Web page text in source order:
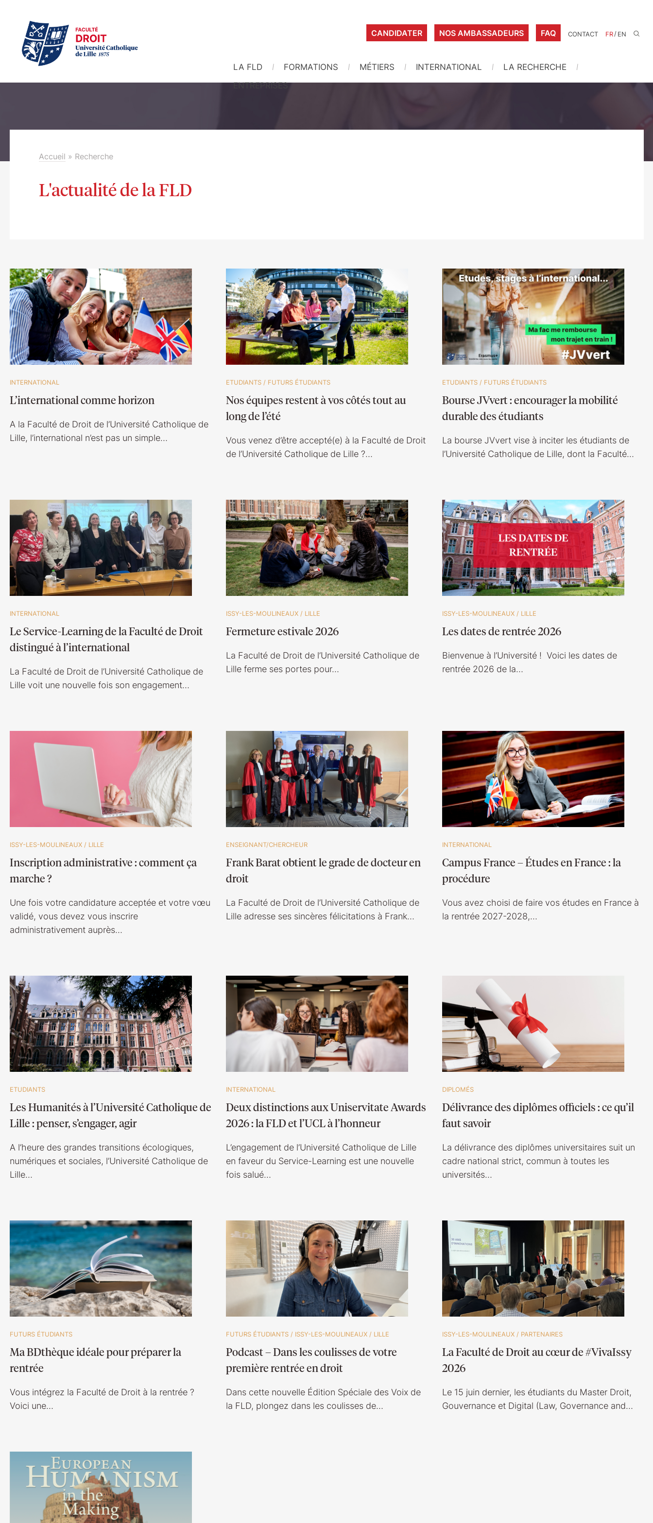
CANDIDATER NOS AMBASSADEURS FAQ CONTACT FR/EN
LA FLD FORMATIONS MÉTIERS INTERNATIONAL
LA RECHERCHE
ENTREPRISES
Accueil » Recherche
L'actualité de la FLD
INTERNATIONAL
L’international comme horizon
A la Faculté de Droit de l’Université Catholique de
Lille, l’international n’est pas un simple…
ETUDIANTS/ FUTURS ÉTUDIANTS
Nos équipes restent à vos côtés tout au
long de l’été
Vous venez d’être accepté(e) à la Faculté de Droit
de l’Université Catholique de Lille ?…
ETUDIANTS/ FUTURS ÉTUDIANTS
Bourse JVvert : encourager la mobilité
durable des étudiants
La bourse JVvert vise à inciter les étudiants de
l’Université Catholique de Lille, dont la Faculté…
INTERNATIONAL
Le Service-Learning de la Faculté de Droit
distingué à l’international
La Faculté de Droit de l’Université Catholique de
Lille voit une nouvelle fois son engagement…
ISSY-LES-MOULINEAUX/ LILLE
Fermeture estivale 2026
La Faculté de Droit de l’Université Catholique de
Lille ferme ses portes pour…
ISSY-LES-MOULINEAUX/ LILLE
Les dates de rentrée 2026
Bienvenue à l’Université ! Voici les dates de
rentrée 2026 de la…
ISSY-LES-MOULINEAUX/ LILLE
Inscription administrative : comment ça
marche ?
Une fois votre candidature acceptée et votre vœu
validé, vous devez vous inscrire
administrativement auprès…
ENSEIGNANT/CHERCHEUR
Frank Barat obtient le grade de docteur en
droit
La Faculté de Droit de l’Université Catholique de
Lille adresse ses sincères félicitations à Frank…
INTERNATIONAL
Campus France – Études en France : la
procédure
Vous avez choisi de faire vos études en France à
la rentrée 2027-2028,…
ETUDIANTS
Les Humanités à l’Université Catholique de
Lille : penser, s’engager, agir
A l’heure des grandes transitions écologiques,
numériques et sociales, l’Université Catholique de
Lille…
INTERNATIONAL
Deux distinctions aux Uniservitate Awards
2026 : la FLD et l’UCL à l’honneur
L’engagement de l’Université Catholique de Lille
en faveur du Service-Learning est une nouvelle
fois salué…
DIPLOMÉS
Délivrance des diplômes officiels : ce qu’il
faut savoir
La délivrance des diplômes universitaires suit un
cadre national strict, commun à toutes les
universités…
FUTURS ÉTUDIANTS
Ma BDthèque idéale pour préparer la
rentrée
Vous intégrez la Faculté de Droit à la rentrée ?
Voici une…
FUTURS ÉTUDIANTS/ ISSY-LES-MOULINEAUX/ LILLE
Podcast – Dans les coulisses de votre
première rentrée en droit
Dans cette nouvelle Édition Spéciale des Voix de
la FLD, plongez dans les coulisses de…
ISSY-LES-MOULINEAUX/ PARTENAIRES
La Faculté de Droit au cœur de #VivaIssy
2026
Le 15 juin dernier, les étudiants du Master Droit,
Gouvernance et Digital (Law, Governance and…